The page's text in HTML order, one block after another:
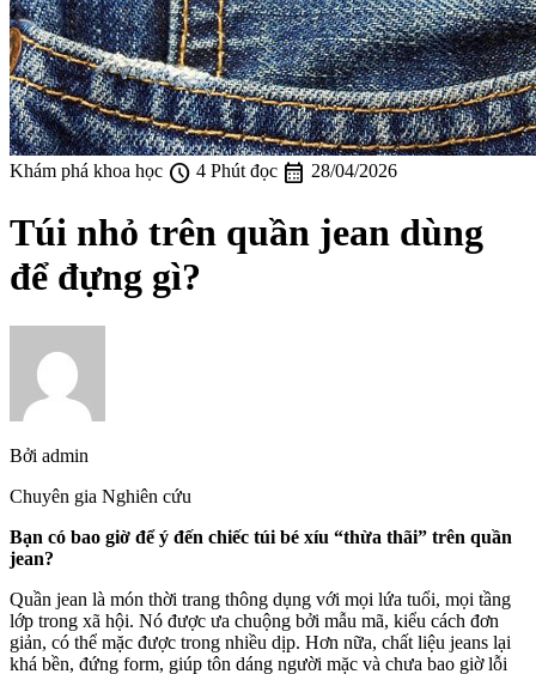
Khám phá khoa học schedule 4 Phút đọc calendar_month 28/04/2026
Túi nhỏ trên quần jean dùng
để đựng gì?
Bởi admin
Chuyên gia Nghiên cứu
Bạn có bao giờ để ý đến chiếc túi bé xíu “thừa thãi” trên quần
jean?
Quần jean là món thời trang thông dụng với mọi lứa tuổi, mọi tầng
lớp trong xã hội. Nó được ưa chuộng bởi mẫu mã, kiểu cách đơn
giản, có thể mặc được trong nhiều dịp. Hơn nữa, chất liệu jeans lại
khá bền, đứng form, giúp tôn dáng người mặc và chưa bao giờ lỗi